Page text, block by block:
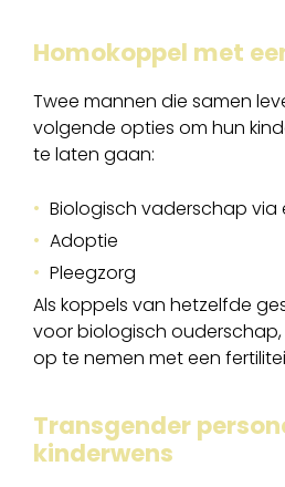
Homokoppel met
Twee mannen die samen
volgende opties om hun
te laten gaan:
Biologisch vaderschap
Adoptie
Pleegzorg
Als koppels van hetzelfde
voor biologisch
op te nemen met een
Transgender
kinderwens